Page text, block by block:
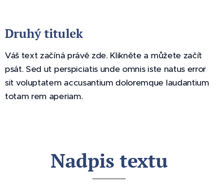
Druhý titulek
Váš text začíná právě zde. Klikněte a můžete začít
psát. Sed ut perspiciatis unde omnis iste natus error
sit voluptatem accusantium doloremque laudantium
totam rem aperiam.
Nadpis textu